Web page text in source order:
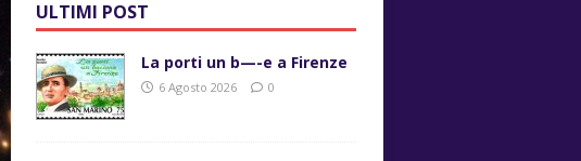
ULTIMI POST
La porti un b—-e a Firenze
6 Agosto 2026 0